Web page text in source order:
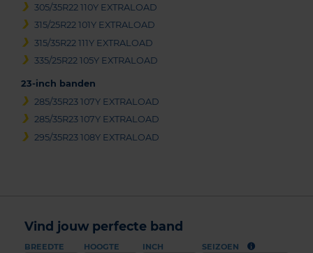
305/35R22 110Y EXTRALOAD
315/25R22 101Y EXTRALOAD
315/35R22 111Y EXTRALOAD
335/25R22 105Y EXTRALOAD
23-inch banden
285/35R23 107Y EXTRALOAD
285/35R23 107Y EXTRALOAD
295/35R23 108Y EXTRALOAD
Vind jouw perfecte band
BREEDTE HOOGTE INCH SEIZOEN